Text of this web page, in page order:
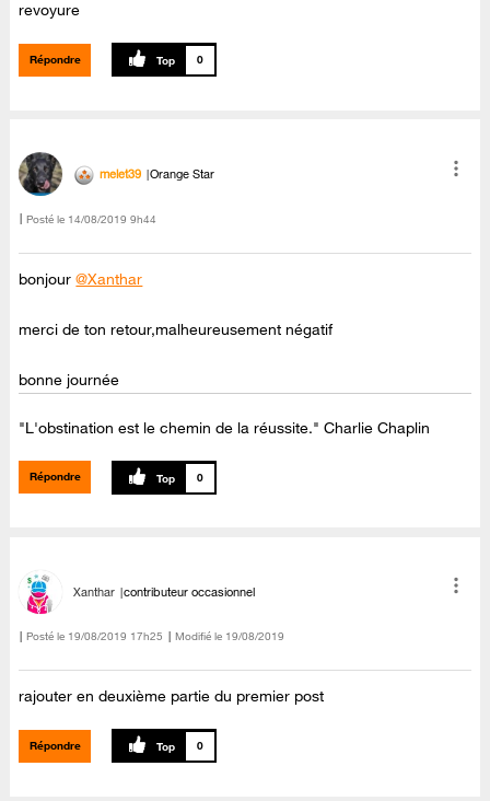
revoyure
Répondre 0
melet39 Orange Star
Posté le ‎14/08/2019 9h44
bonjour@Xanthar
merci de ton retour,malheureusement négatif
bonne journée
"L'obstination est le chemin de la réussite." Charlie Chaplin
Répondre 0
Xanthar contributeur occasionnel
Posté le ‎19/08/2019 17h25 Modifié le 19/08/2019
rajouter en deuxième partie du premier post
Répondre 0